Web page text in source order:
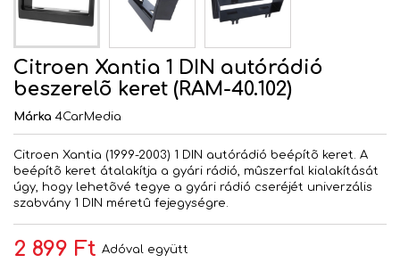
Citroen Xantia 1 DIN autórádió
beszerelõ keret (RAM-40.102)
Márka 4CarMedia
Citroen Xantia (1999-2003) 1 DIN autórádió beépítõ keret. A
beépítõ keret átalakítja a gyári rádió, mûszerfal kialakítását
úgy, hogy lehetõvé tegye a gyári rádió cseréjét univerzális
szabvány 1 DIN méretû fejegységre.
2 899 Ft Adóval együtt